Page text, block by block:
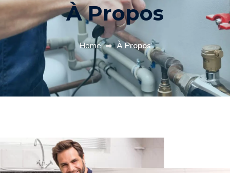
À Propos
Home À Propos